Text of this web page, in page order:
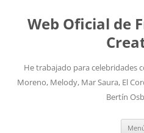
contenido
Web Oficial de
He trabajado para celebridades
Moreno, Melody, Mar Saura, El
Bertín